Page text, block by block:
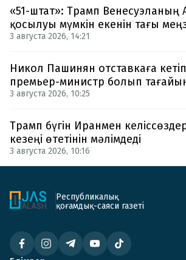
«51-штат»: Трамп
қосылуы мүмкін екенін тағы
3 августа 2026, 14:21
Никол Пашинян отставкаға
премьер-министр болып
3 августа 2026, 10:25
Трамп бүгін Иранмен
кезеңі өтетінін мәлімдеді
3 августа 2026, 10:16
Республикалық
қоғамдық-саяси газеті